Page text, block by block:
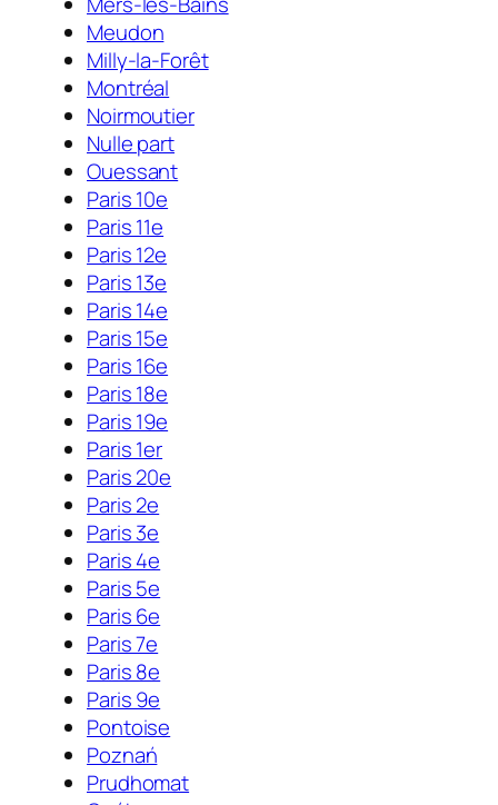
Meudon
Milly-la-Forêt
Montréal
Noirmoutier
Nulle part
Ouessant
Paris 10e
Paris 11e
Paris 12e
Paris 13e
Paris 14e
Paris 15e
Paris 16e
Paris 18e
Paris 19e
Paris 1er
Paris 20e
Paris 2e
Paris 3e
Paris 4e
Paris 5e
Paris 6e
Paris 7e
Paris 8e
Paris 9e
Pontoise
Poznań
Prudhomat